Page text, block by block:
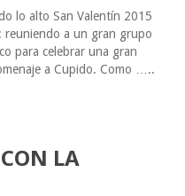
lo alto San Valentín 2015
reuniendo a un gran grupo
para celebrar una gran
a Cupido. Como …..
LA